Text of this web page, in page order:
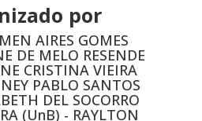
por
AIRES GOMES
DE MELO RESENDE
CRISTINA VIEIRA
PABLO SANTOS
DEL SOCORRO
(UnB) - RAYLTON